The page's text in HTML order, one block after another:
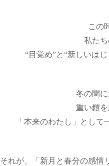
この
私た
“目覚め”と“新しいは
冬の間
重い鎧を
「本来のわたし」として
それが、「新月と春分の感情